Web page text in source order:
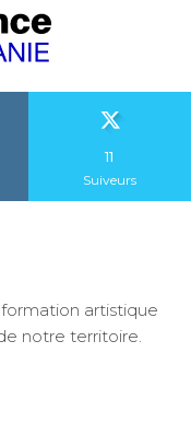
11
Suiveurs
artistique
notre territoire.